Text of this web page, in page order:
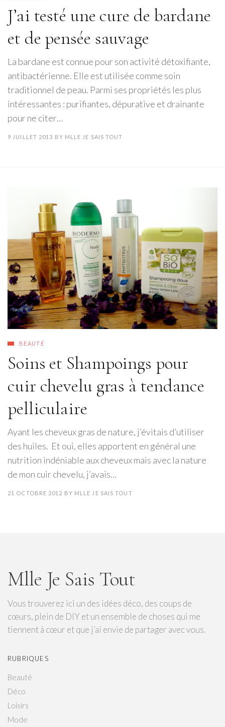
J’ai testé une cure de bardane
et de pensée sauvage
La bardane est connue pour son activité détoxifiante,
antibactérienne. Elle est utilisée comme soin
traditionnel de peau. Parmi ses propriétés les plus
intéressantes : purifiantes, dépurative et drainante
pour ne citer…
9 JUILLET 2013 BY MLLE JE SAIS TOUT
BEAUTÉ
Soins et Shampoings pour
cuir chevelu gras à tendance
pelliculaire
Ayant les cheveux gras de nature, j’évitais d’utiliser
des huiles. Et oui, elles apportent en général une
nutrition indéniable aux cheveux mais avec la nature
de mon cuir chevelu, j’avais…
21 OCTOBRE 2012 BY MLLE JE SAIS TOUT
Mlle Je Sais Tout
Vous trouverez ici un des idées déco, des coups de
cœurs, plein de DIY et un ensemble de choses qui me
tiennent à cœur et que j’ai envie de partager avec vous.
RUBRIQUES
Beauté
Déco
Loisirs
Mode